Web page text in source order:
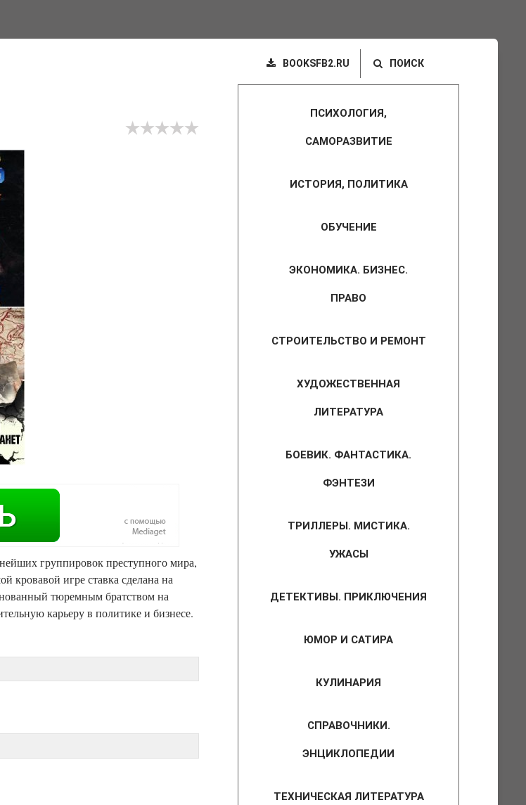
BOOKSFB2.RU ПОИСК
группировок преступного мира,
кровавой игре ставка сделана на
тюремным братством на
карьеру в политике и бизнесе.
ПСИХОЛОГИЯ,
САМОРАЗВИТИЕ
ИСТОРИЯ, ПОЛИТИКА
ОБУЧЕНИЕ
ЭКОНОМИКА. БИЗНЕС.
ПРАВО
СТРОИТЕЛЬСТВО И РЕМОНТ
ХУДОЖЕСТВЕННАЯ
ЛИТЕРАТУРА
БОЕВИК. ФАНТАСТИКА.
ФЭНТЕЗИ
ТРИЛЛЕРЫ. МИСТИКА.
УЖАСЫ
ДЕТЕКТИВЫ. ПРИКЛЮЧЕНИЯ
ЮМОР И САТИРА
КУЛИНАРИЯ
СПРАВОЧНИКИ.
ЭНЦИКЛОПЕДИИ
ТЕХНИЧЕСКАЯ ЛИТЕРАТУРА